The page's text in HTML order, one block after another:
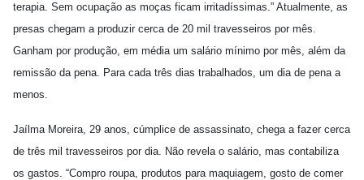
terapia. Sem ocupação as moças ficam irritadíssimas.” Atualmente, as
presas chegam a produzir cerca de 20 mil travesseiros por mês.
Ganham por produção, em média um salário mínimo por mês, além da
remissão da pena. Para cada três dias trabalhados, um dia de pena a
menos.
Jaílma Moreira, 29 anos, cúmplice de assassinato, chega a fazer cerca
de três mil travesseiros por dia. Não revela o salário, mas contabiliza
os gastos. “Compro roupa, produtos para maquiagem, gosto de comer